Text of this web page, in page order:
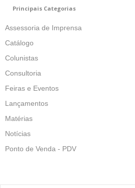
Principais Categorias
Assessoria de Imprensa
Catálogo
Colunistas
Consultoria
Feiras e Eventos
Lançamentos
Matérias
Notícias
Ponto de Venda - PDV